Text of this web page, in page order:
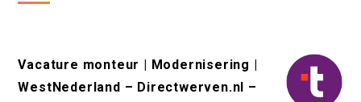
Vacature monteur | Modernisering |
WestNederland – Directwerven.nl –